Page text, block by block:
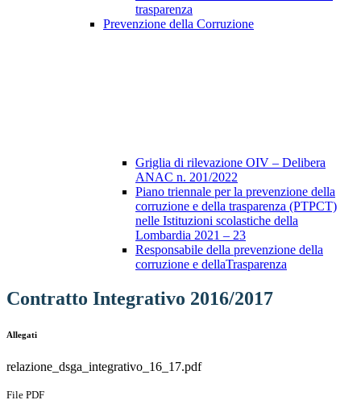
trasparenza
Prevenzione della Corruzione
Griglia di rilevazione OIV – Delibera
ANAC n. 201/2022
Piano triennale per la prevenzione della
corruzione e della trasparenza (PTPCT)
nelle Istituzioni scolastiche della
Lombardia 2021 – 23
Responsabile della prevenzione della
corruzione e dellaTrasparenza
Contratto Integrativo 2016/2017
Allegati
relazione_dsga_integrativo_16_17.pdf
File PDF